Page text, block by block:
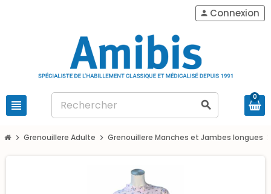
view_headline search
person Connexion
0
chevron_right Grenouillere Adulte chevron_right Grenouillere Manches et Jambes longues